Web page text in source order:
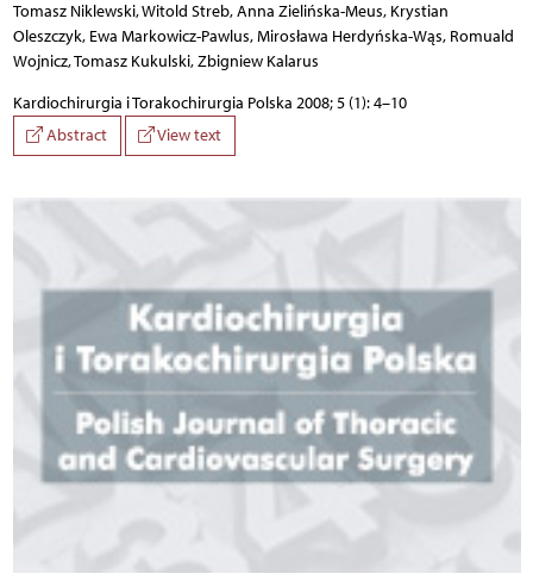
Tomasz Niklewski, Witold Streb, Anna Zielińska-Meus, Krystian
Oleszczyk, Ewa Markowicz-Pawlus, Mirosława Herdyńska-Wąs, Romuald
Wojnicz, Tomasz Kukulski, Zbigniew Kalarus
Kardiochirurgia i Torakochirurgia Polska 2008; 5 (1): 4–10
Abstract
View text